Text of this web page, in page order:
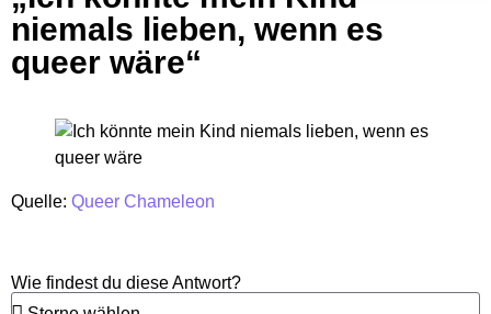
niemals lieben, wenn es
queer wäre“
Quelle: Queer Chameleon
Wie findest du diese Antwort?